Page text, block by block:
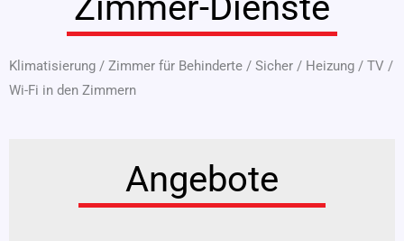
Klimatisierung / Zimmer für Behinderte / Sicher / Heizung / TV /
Wi-Fi in den Zimmern
Angebote